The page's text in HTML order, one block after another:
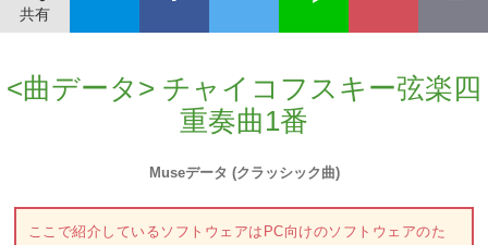
共有
<曲データ> チャイコフスキー弦楽四
重奏曲1番
Museデータ (クラッシック曲)
ここで紹介しているソフトウェアはPC向けのソフトウェアのた